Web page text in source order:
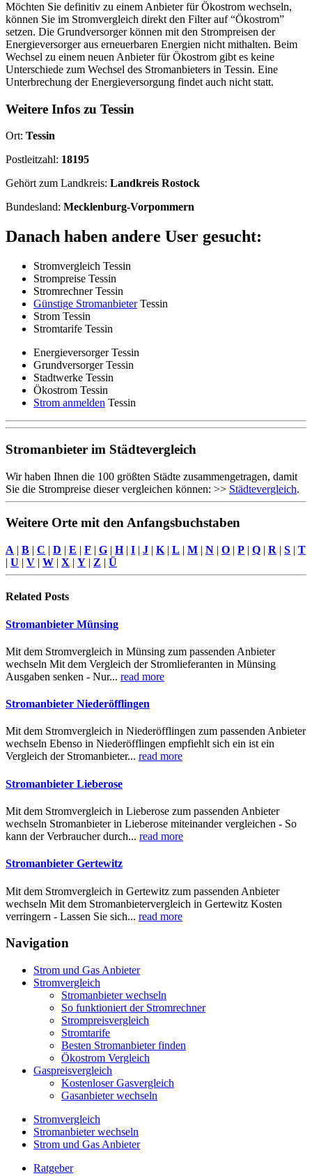
Möchten Sie definitiv zu einem Anbieter für Ökostrom wechseln,
können Sie im Stromvergleich direkt den Filter auf “Ökostrom”
setzen. Die Grundversorger können mit den Strompreisen der
Energieversorger aus erneuerbaren Energien nicht mithalten. Beim
Wechsel zu einem neuen Anbieter für Ökostrom gibt es keine
Unterschiede zum Wechsel des Stromanbieters in Tessin. Eine
Unterbrechung der Energieversorgung findet auch nicht statt.
Weitere Infos zu Tessin
Ort: Tessin
Postleitzahl: 18195
Gehört zum Landkreis: Landkreis Rostock
Bundesland: Mecklenburg-Vorpommern
Danach haben andere User gesucht:
Stromvergleich Tessin
Strompreise Tessin
Stromrechner Tessin
Günstige StromanbieterTessin
Strom Tessin
Stromtarife Tessin
Energieversorger Tessin
Grundversorger Tessin
Stadtwerke Tessin
Ökostrom Tessin
Strom anmelden Tessin
Stromanbieter im Städtevergleich
Wir haben Ihnen die 100 größten Städte zusammengetragen, damit
Sie die Strompreise dieser vergleichen können: >> Städtevergleich.
Weitere Orte mit den Anfangsbuchstaben
A | B | C | D | E | F | G | H| I | J | K | L | M | N | O | P | Q | R | S | T
| U | V | W | X | Y | Z | Ü
Related Posts
Stromanbieter Münsing
Mit dem Stromvergleich in Münsing zum passenden Anbieter
wechseln Mit dem Vergleich der Stromlieferanten in Münsing
Ausgaben senken - Nur... read more
Stromanbieter Niederöfflingen
Mit dem Stromvergleich in Niederöfflingen zum passenden Anbieter
wechseln Ebenso in Niederöfflingen empfiehlt sich ein ist ein
Vergleich der Stromanbieter... read more
Stromanbieter Lieberose
Mit dem Stromvergleich in Lieberose zum passenden Anbieter
wechseln Stromanbieter in Lieberose miteinander vergleichen - So
kann der Verbraucher durch... read more
Stromanbieter Gertewitz
Mit dem Stromvergleich in Gertewitz zum passenden Anbieter
wechseln Mit dem Stromanbietervergleich in Gertewitz Kosten
verringern - Lassen Sie sich... read more
Navigation
Strom und Gas Anbieter
Stromvergleich
Stromanbieter wechseln
So funktioniert der Stromrechner
Strompreisvergleich
Stromtarife
Besten Stromanbieter finden
Ökostrom Vergleich
Gaspreisvergleich
Kostenloser Gasvergleich
Gasanbieter wechseln
Stromvergleich
Stromanbieter wechseln
Strom und Gas Anbieter
Ratgeber